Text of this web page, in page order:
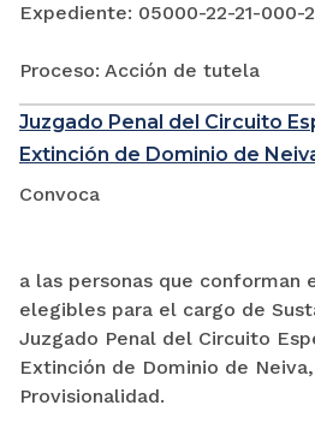
Expediente: 05000-22-21-000-
Proceso: Acción de tutela
Juzgado Penal del Circuito
Extinción de Dominio de
Convoca
a las personas que conforman
elegibles para el cargo de
Juzgado Penal del Circuito
Extinción de Dominio de
Provisionalidad.